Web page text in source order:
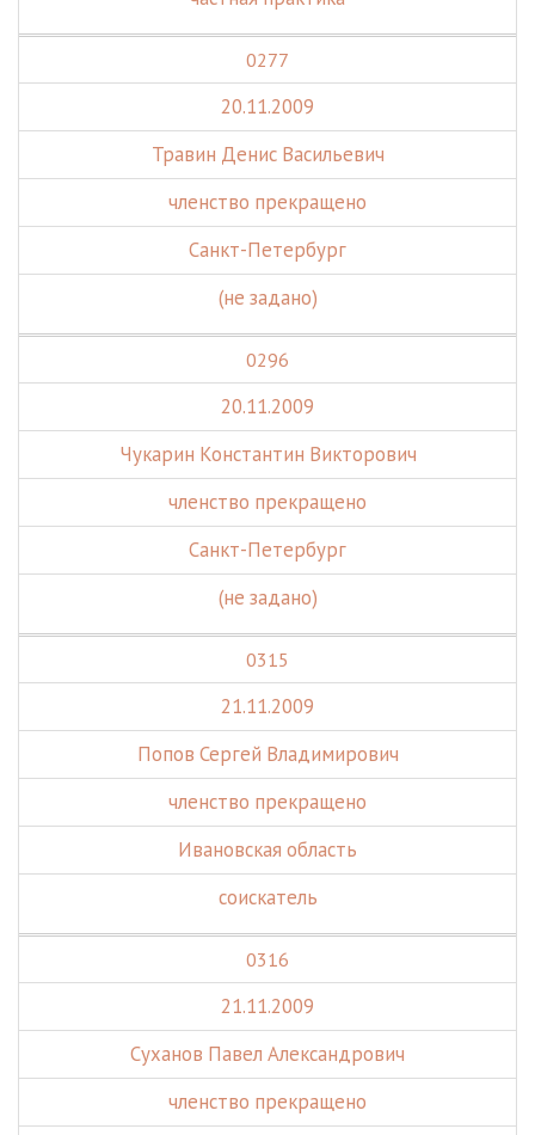
0277
20.11.2009
Травин Денис Васильевич
членство прекращено
Санкт-Петербург
(не задано)
0296
20.11.2009
Чукарин Константин Викторович
членство прекращено
Санкт-Петербург
(не задано)
0315
21.11.2009
Попов Сергей Владимирович
членство прекращено
Ивановская область
соискатель
0316
21.11.2009
Суханов Павел Александрович
членство прекращено